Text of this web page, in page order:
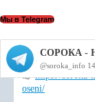
Мы в Telegram